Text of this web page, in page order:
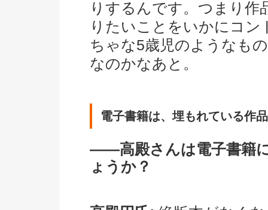
りするんです。つまり作
りたいことをいかにコ
ちゃな5歳児のようなも
なのかなあと。
電子書籍は、埋もれている作
――高殿さんは電子書籍
ょうか？